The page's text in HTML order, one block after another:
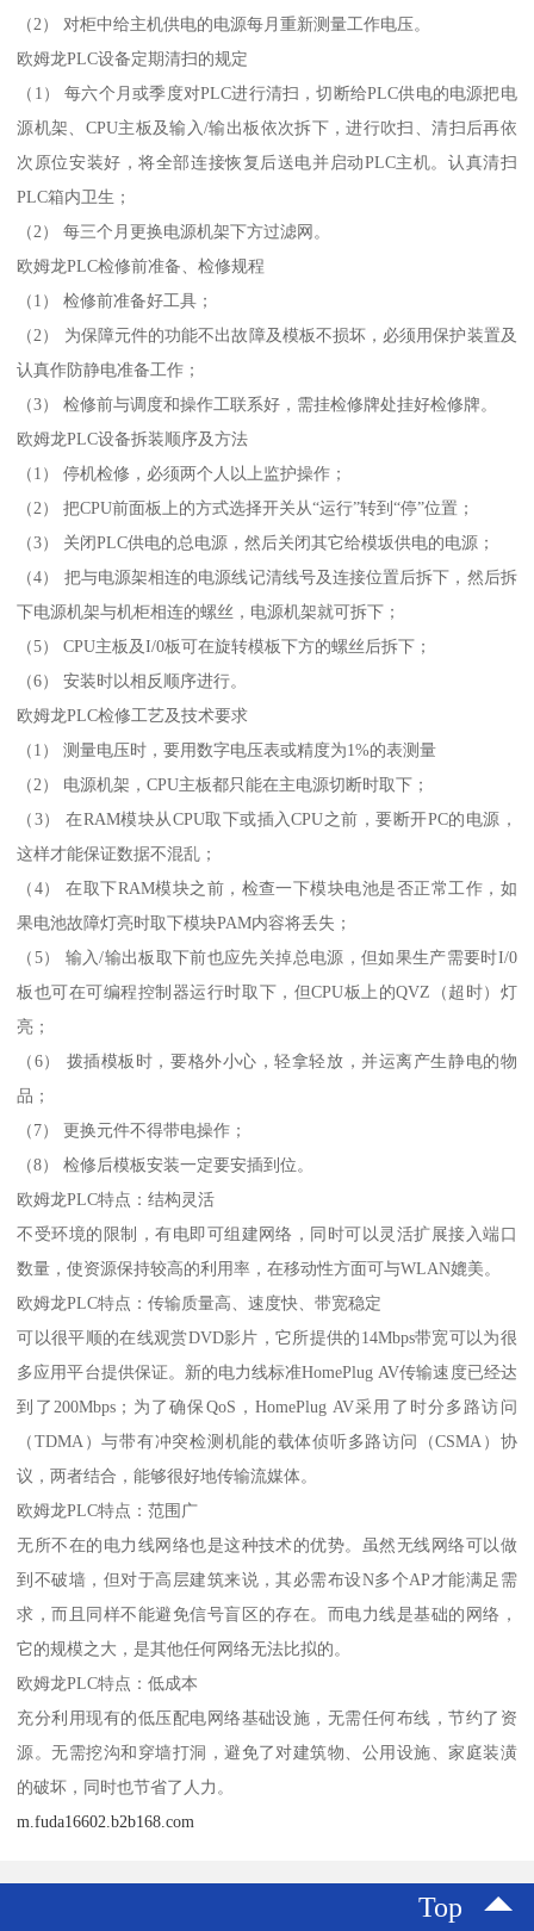
（2） 对柜中给主机供电的电源每月重新测量工作电压。
欧姆龙PLC设备定期清扫的规定
（1） 每六个月或季度对PLC进行清扫，切断给PLC供电的电源把电
源机架、CPU主板及输入/输出板依次拆下，进行吹扫、清扫后再依
次原位安装好，将全部连接恢复后送电并启动PLC主机。认真清扫
PLC箱内卫生；
（2） 每三个月更换电源机架下方过滤网。
欧姆龙PLC检修前准备、检修规程
（1） 检修前准备好工具；
（2） 为保障元件的功能不出故障及模板不损坏，必须用保护装置及
认真作防静电准备工作；
（3） 检修前与调度和操作工联系好，需挂检修牌处挂好检修牌。
欧姆龙PLC设备拆装顺序及方法
（1） 停机检修，必须两个人以上监护操作；
（2） 把CPU前面板上的方式选择开关从“运行”转到“停”位置；
（3） 关闭PLC供电的总电源，然后关闭其它给模坂供电的电源；
（4） 把与电源架相连的电源线记清线号及连接位置后拆下，然后拆
下电源机架与机柜相连的螺丝，电源机架就可拆下；
（5） CPU主板及I/0板可在旋转模板下方的螺丝后拆下；
（6） 安装时以相反顺序进行。
欧姆龙PLC检修工艺及技术要求
（1） 测量电压时，要用数字电压表或精度为1%的表测量
（2） 电源机架，CPU主板都只能在主电源切断时取下；
（3） 在RAM模块从CPU取下或插入CPU之前，要断开PC的电源，
这样才能保证数据不混乱；
（4） 在取下RAM模块之前，检查一下模块电池是否正常工作，如
果电池故障灯亮时取下模块PAM内容将丢失；
（5） 输入/输出板取下前也应先关掉总电源，但如果生产需要时I/0
板也可在可编程控制器运行时取下，但CPU板上的QVZ（超时）灯
亮；
（6） 拨插模板时，要格外小心，轻拿轻放，并运离产生静电的物
品；
（7） 更换元件不得带电操作；
（8） 检修后模板安装一定要安插到位。
欧姆龙PLC特点：结构灵活
不受环境的限制，有电即可组建网络，同时可以灵活扩展接入端口
数量，使资源保持较高的利用率，在移动性方面可与WLAN媲美。
欧姆龙PLC特点：传输质量高、速度快、带宽稳定
可以很平顺的在线观赏DVD影片，它所提供的14Mbps带宽可以为很
多应用平台提供保证。新的电力线标准HomePlug AV传输速度已经达
到了200Mbps；为了确保QoS，HomePlug AV采用了时分多路访问
（TDMA）与带有冲突检测机能的载体侦听多路访问（CSMA）协
议，两者结合，能够很好地传输流媒体。
欧姆龙PLC特点：范围广
无所不在的电力线网络也是这种技术的优势。虽然无线网络可以做
到不破墙，但对于高层建筑来说，其必需布设N多个AP才能满足需
求，而且同样不能避免信号盲区的存在。而电力线是基础的网络，
它的规模之大，是其他任何网络无法比拟的。
欧姆龙PLC特点：低成本
充分利用现有的低压配电网络基础设施，无需任何布线，节约了资
源。无需挖沟和穿墙打洞，避免了对建筑物、公用设施、家庭装潢
的破坏，同时也节省了人力。
m.fuda16602.b2b168.com
Top